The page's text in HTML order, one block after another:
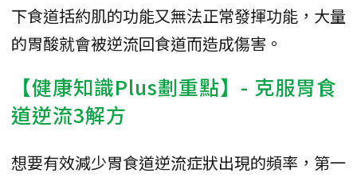
下食道括約肌的功能又無法正常發揮功能，大量
的胃酸就會被逆流回食道而造成傷害。
【健康知識Plus劃重點】- 克服胃食
道逆流3解方
想要有效減少胃食道逆流症狀出現的頻率，第一